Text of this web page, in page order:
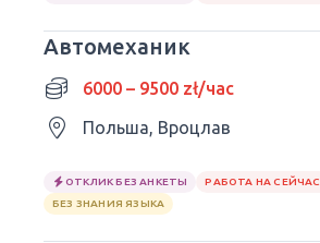
Автомеханик
6000 – 9500 zł/час
Польша, Вроцлав
ОТКЛИК БЕЗ АНКЕТЫ
РАБОТА НА СЕЙЧАС
БЕЗ ЗНАНИЯ ЯЗЫКА